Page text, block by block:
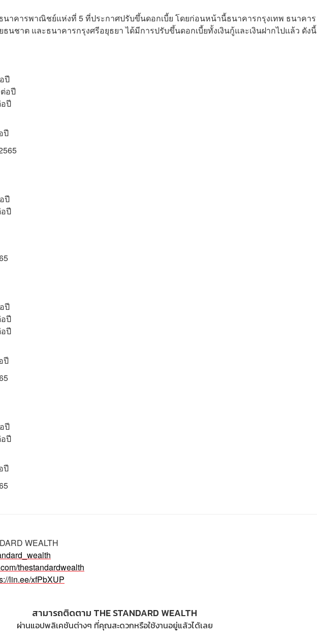
าคารพาณิชย์แห่งที่ 5 ที่ประกาศปรับขึ้นดอกเบี้ย โดยก่อนหน้านี้ธนาคารกรุงเทพ ธนาคาร
นชาต และธนาคารกรุงศรีอยุธยา ได้มีการปรับขึ้นดอกเบี้ยทั้งเงินกู้และเงินฝากไปแล้ว ดังนี้
ปี
อปี
ปี
ปี
ปี
ปี
ปี
ปี
ปี
ปี
ปี
ปี
ปี
WEALTH
thestandardwealth
lin.ee/xfPbXUP
สามารถติดตาม THE STANDARD WEALTH
ผ่านแอปพลิเคชันต่างๆ ที่คุณสะดวกหรือใช้งานอยู่แล้วได้เลย